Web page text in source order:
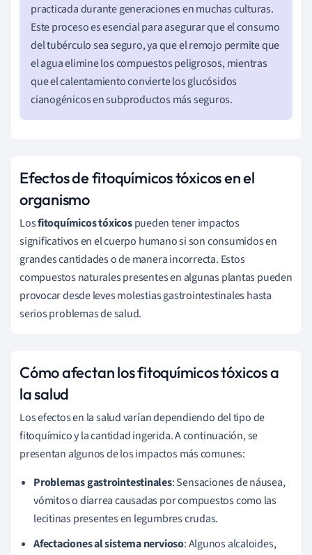
practicada durante generaciones en muchas culturas.
Este proceso es esencial para asegurar que el consumo
del tubérculo sea seguro, ya que el remojo permite que
el agua elimine los compuestos peligrosos, mientras
que el calentamiento convierte los glucósidos
cianogénicos en subproductos más seguros.
Efectos de fitoquímicos tóxicos en el
organismo
Losfitoquímicos tóxicospueden tener impactos
significativos en el cuerpo humano si son consumidos en
grandes cantidades o de manera incorrecta. Estos
compuestos naturales presentes en algunas plantas pueden
provocar desde leves molestias gastrointestinales hasta
serios problemas de salud.
Cómo afectan los fitoquímicos tóxicos a
la salud
Los efectos en la salud varían dependiendo del tipo de
fitoquímico y la cantidad ingerida. A continuación, se
presentan algunos de los impactos más comunes:
Problemas gastrointestinales: Sensaciones de náusea,
vómitos o diarrea causadas por compuestos como las
lecitinas presentes en legumbres crudas.
Afectaciones al sistema nervioso: Algunos alcaloides,